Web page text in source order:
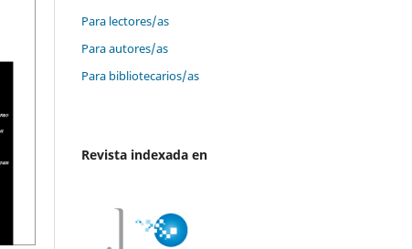
Para lectores/as
Para autores/as
Para bibliotecarios/as
Revista indexada en